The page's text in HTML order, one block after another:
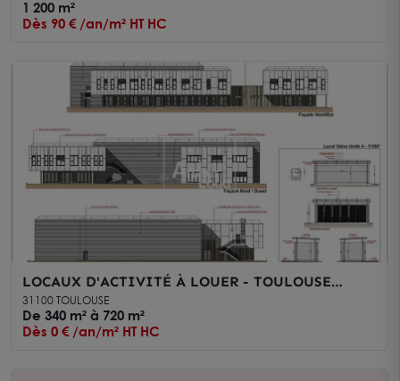
1 200 m²
Dès 90 € /an/m² HT HC
LOCAUX D'ACTIVITÉ À LOUER - TOULOUSE
LARRIEU
31100 TOULOUSE
De 340 m² à 720 m²
Dès 0 € /an/m² HT HC